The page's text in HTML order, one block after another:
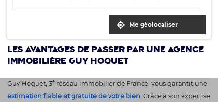
Me géolocaliser
Les avantages de passer par une agence
immobilière Guy Hoquet
Guy Hoquet, 3e réseau immobilier de France, vous garantit une
estimation fiable et gratuite de votre bien . Grâce à son expertise